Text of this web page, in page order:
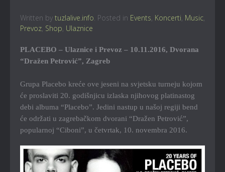
Written by tuzlalive.info. Posted in Events, Koncerti, Music,
Prevoz, Shop, Ulaznice
PLACEBO – Ulaznice i Prevoz – 10.11.2016, Dvorana
“Dražen Petrović”, Zagreb
Grupa Placebo kreće ove jeseni na svjetsku turneju kojom
će proslaviti 20. godišnjicu izlaska njihovog platinastog
debi albuma “Placebo”. Jedini nastup u našoj regiji bend
će održati u zagrebačkom dvorani “Dražen Petrović”,
popularnoj “Ciboni”, u četvrtak, 10. novembra 2016.